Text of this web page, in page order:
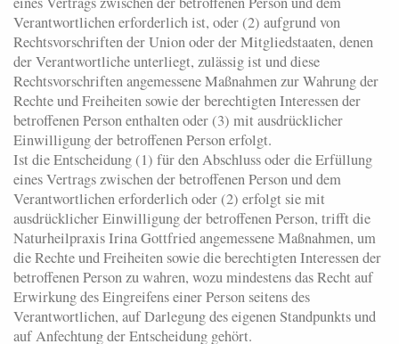
Verantwortlichen erforderlich ist, oder (2) aufgrund von
Rechtsvorschriften der Union oder der Mitgliedstaaten, denen
der Verantwortliche unterliegt, zulässig ist und diese
Rechtsvorschriften angemessene Maßnahmen zur Wahrung der
Rechte und Freiheiten sowie der berechtigten Interessen der
betroffenen Person enthalten oder (3) mit ausdrücklicher
Einwilligung der betroffenen Person erfolgt.
Ist die Entscheidung (1) für den Abschluss oder die Erfüllung
eines Vertrags zwischen der betroffenen Person und dem
Verantwortlichen erforderlich oder (2) erfolgt sie mit
ausdrücklicher Einwilligung der betroffenen Person, trifft die
Naturheilpraxis Irina Gottfried angemessene Maßnahmen, um
die Rechte und Freiheiten sowie die berechtigten Interessen der
betroffenen Person zu wahren, wozu mindestens das Recht auf
Erwirkung des Eingreifens einer Person seitens des
Verantwortlichen, auf Darlegung des eigenen Standpunkts und
auf Anfechtung der Entscheidung gehört.